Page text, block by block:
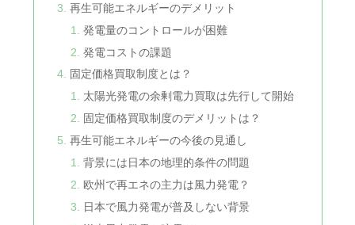
再生可能エネルギーのデメリット
発電量のコントロールが困難
発電コストの課題
固定価格買取制度とは？
太陽光発電の余剰電力買取は先行して開始
固定価格買取制度のデメリットは？
再生可能エネルギーの今後の見通し
背景には日本の地理的条件の問題
欧州で再エネの主力は風力発電？
日本で風力発電が普及しない背景